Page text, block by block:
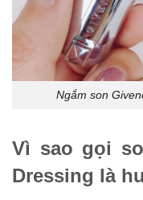
Ngắm son
Vì sao gọi
Dressing là